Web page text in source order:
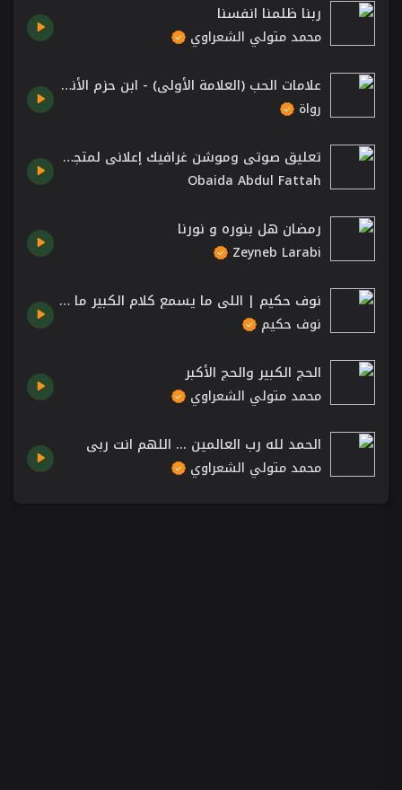
ربنا ظلمنا انفسنا
محمد متولي الشعراوي
علامات الحب (العلامة الأولى) - ابن حزم الأندلسي
رواة
تعليق صوتي وموشن غرافيك إعلاني لمتجر ألوان 24
Obaida Abdul Fattah
رمضان هل بنوره و نورنا
Zeyneb Larabi
نوف حكيم | اللي ما يسمع كلام الكبير ما حيطيح في البير
نوف حكيم
الحج الكبير والحج الأكبر
محمد متولي الشعراوي
الحمد لله رب العالمين ... اللهم انت ربي
محمد متولي الشعراوي